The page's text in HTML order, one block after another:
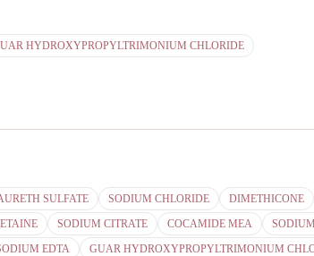
HYDROXYPROPYLTRIMONIUM CHLORIDE
SULFATE SODIUM CHLORIDE DIMETHICONE
SODIUM CITRATE COCAMIDE MEA
EDTA GUAR HYDROXYPROPYLTRIMONIUM